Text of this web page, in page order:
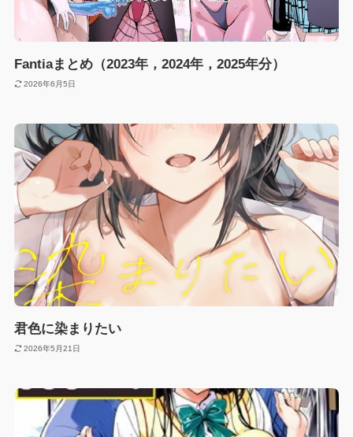
Fantiaまとめ（2023年，2024年，2025年分）
2026年6月5日
君色に染まりたい
2026年5月21日